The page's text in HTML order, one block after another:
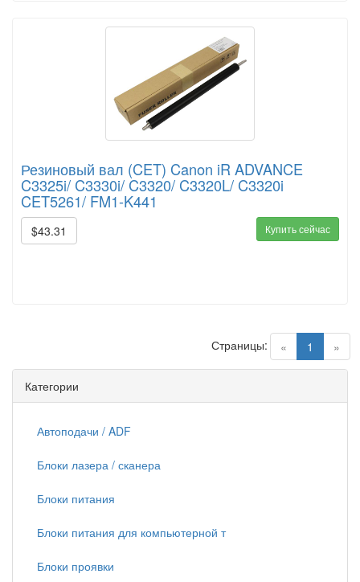
Резиновый вал (CET) Canon iR ADVANCE
C3325i/ C3330i/ C3320/ C3320L/ C3320i
CET5261/ FM1-K441
$43.31 Купить сейчас
« 1 (current)
»
Страницы:
Категории
Автоподачи / ADF
Блоки лазера / сканера
Блоки питания
Блоки питания для компьютерной т
Блоки проявки